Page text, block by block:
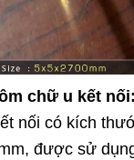
chữ u kết nối:
nối có kích
được sử